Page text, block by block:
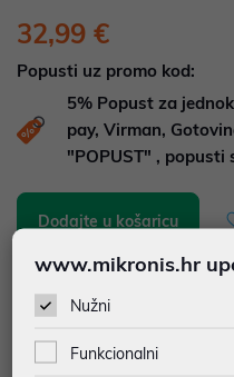
32,99 €
Popusti uz promo kod:
5% Popust za
pay, Virman,
"POPUST" , popusti
Dodajte u košaricu
najam za pravne osobe od 12 do
Vidi detalje
www.mikronis.hr
Nužni
Funkcionalni